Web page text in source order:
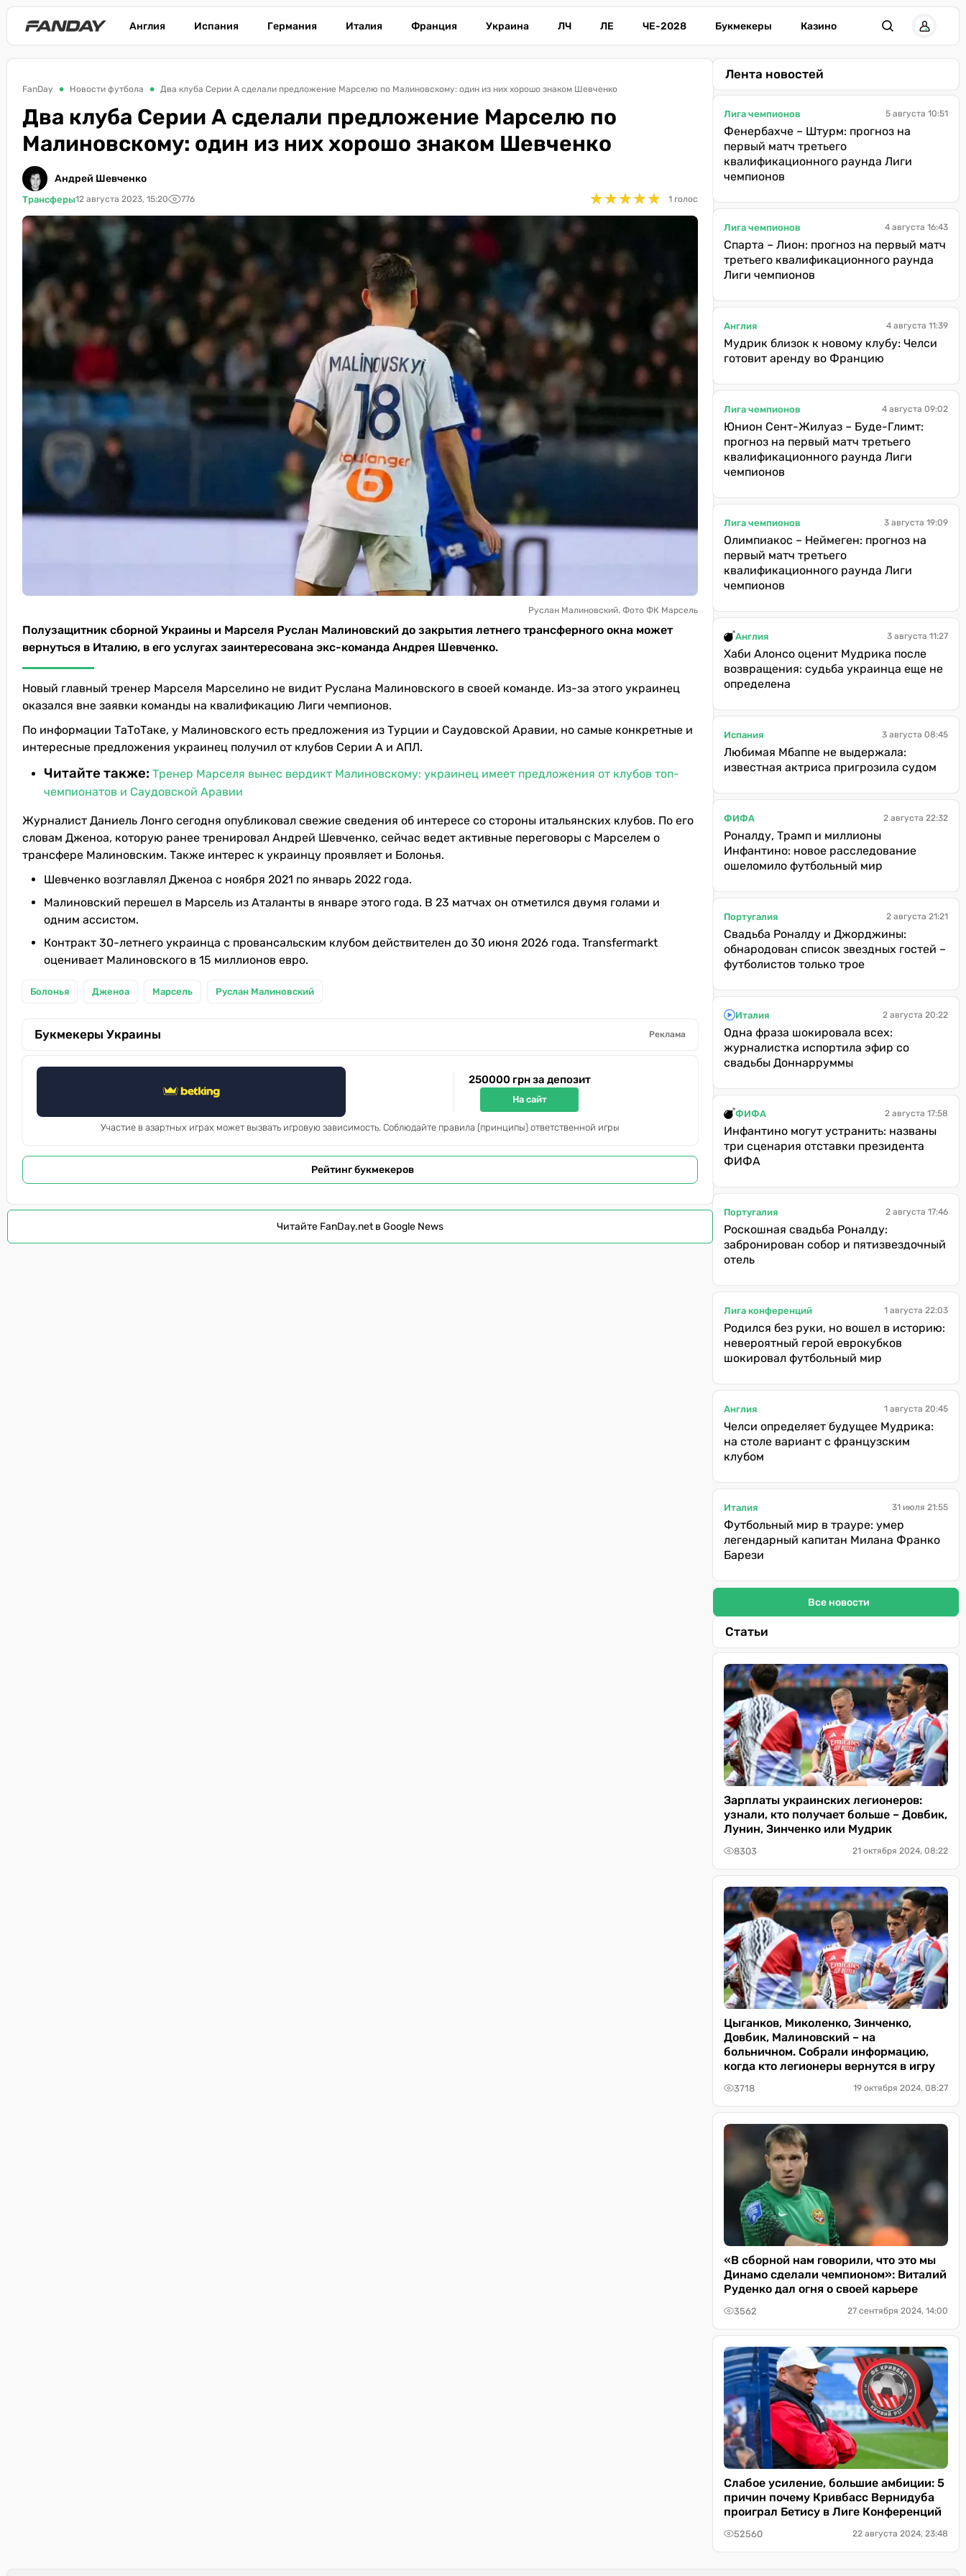
Англия Испания Германия Италия Франция Украина ЛЧ ЛЕ ЧЕ-2028 Букмекеры Казино
FanDay Новости футбола Два клуба Серии А сделали предложение Марселю по Малиновскому: один из них хорошо знаком Шевченко
Два клуба Серии А сделали предложение Марселю по
Малиновскому: один из них хорошо знаком Шевченко
Андрей Шевченко
Трансферы12 августа 2023, 15:20 776 ★★★★★
★★★★★ 1 голос
Руслан Малиновский. Фото ФК Марсель
Полузащитник сборной Украины и Марселя Руслан Малиновский до закрытия летнего трансферного окна может
вернуться в Италию, в его услугах заинтересована экс-команда Андрея Шевченко.
Новый главный тренер Марселя Марселино не видит Руслана Малиновского в своей команде. Из-за этого украинец
оказался вне заявки команды на квалификацию Лиги чемпионов.
По информации ТаТоТаке, у Малиновского есть предложения из Турции и Саудовской Аравии, но самые конкретные и
интересные предложения украинец получил от клубов Серии А и АПЛ.
Читайте также: Тренер Марселя вынес вердикт Малиновскому: украинец имеет предложения от клубов топ-
чемпионатов и Саудовской Аравии
Журналист Даниель Лонго сегодня опубликовал свежие сведения об интересе со стороны итальянских клубов. По его
словам Дженоа, которую ранее тренировал Андрей Шевченко, сейчас ведет активные переговоры с Марселем о
трансфере Малиновским. Также интерес к украинцу проявляет и Болонья.
Шевченко возглавлял Дженоа с ноября 2021 по январь 2022 года.
Малиновский перешел в Марсель из Аталанты в январе этого года. В 23 матчах он отметился двумя голами и
одним ассистом.
Контракт 30-летнего украинца с провансальским клубом действителен до 30 июня 2026 года. Transfermarkt
оценивает Малиновского в 15 миллионов евро.
Болонья Дженоа Марсель Руслан Малиновский
Букмекеры Украины Реклама
250000 грн за депозит
На сайт
Участие в азартных играх может вызвать игровую зависимость. Соблюдайте правила (принципы) ответственной игры
Рейтинг букмекеров
Читайте FanDay.net в Google News
Лента новостей
Лига чемпионов 5 августа 10:51
Фенербахче – Штурм: прогноз на
первый матч третьего
квалификационного раунда Лиги
чемпионов
Лига чемпионов 4 августа 16:43
Спарта – Лион: прогноз на первый матч
третьего квалификационного раунда
Лиги чемпионов
Англия 4 августа 11:39
Мудрик близок к новому клубу: Челси
готовит аренду во Францию
Лига чемпионов 4 августа 09:02
Юнион Сент-Жилуаз – Буде-Глимт:
прогноз на первый матч третьего
квалификационного раунда Лиги
чемпионов
Лига чемпионов 3 августа 19:09
Олимпиакос – Неймеген: прогноз на
первый матч третьего
квалификационного раунда Лиги
чемпионов
Англия 3 августа 11:27
Хаби Алонсо оценит Мудрика после
возвращения: судьба украинца еще не
определена
Испания 3 августа 08:45
Любимая Мбаппе не выдержала:
известная актриса пригрозила судом
ФИФА 2 августа 22:32
Роналду, Трамп и миллионы
Инфантино: новое расследование
ошеломило футбольный мир
Португалия 2 августа 21:21
Свадьба Роналду и Джорджины:
обнародован список звездных гостей –
футболистов только трое
Италия 2 августа 20:22
Одна фраза шокировала всех:
журналистка испортила эфир со
свадьбы Доннарруммы
ФИФА 2 августа 17:58
Инфантино могут устранить: названы
три сценария отставки президента
ФИФА
Португалия 2 августа 17:46
Роскошная свадьба Роналду:
забронирован собор и пятизвездочный
отель
Лига конференций 1 августа 22:03
Родился без руки, но вошел в историю:
невероятный герой еврокубков
шокировал футбольный мир
Англия 1 августа 20:45
Челси определяет будущее Мудрика:
на столе вариант с французским
клубом
Италия 31 июля 21:55
Футбольный мир в трауре: умер
легендарный капитан Милана Франко
Барези
Все новости
Статьи
Зарплаты украинских легионеров:
узнали, кто получает больше – Довбик,
Лунин, Зинченко или Мудрик
8303 21 октября 2024, 08:22
Цыганков, Миколенко, Зинченко,
Довбик, Малиновский – на
больничном. Собрали информацию,
когда кто легионеры вернутся в игру
3718 19 октября 2024, 08:27
«В сборной нам говорили, что это мы
Динамо сделали чемпионом»: Виталий
Руденко дал огня о своей карьере
3562 27 сентября 2024, 14:00
Слабое усиление, большие амбиции: 5
причин почему Кривбасс Вернидуба
проиграл Бетису в Лиге Конференций
52560 22 августа 2024, 23:48